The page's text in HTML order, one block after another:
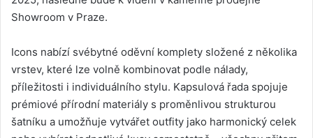
Showroom v Praze.
Icons nabízí svébytné oděvní komplety složené z několika
vrstev, které lze volně kombinovat podle nálady,
příležitosti i individuálního stylu. Kapsulová řada spojuje
prémiové přírodní materiály s proměnlivou strukturou
šatníku a umožňuje vytvářet outfity jako harmonický celek